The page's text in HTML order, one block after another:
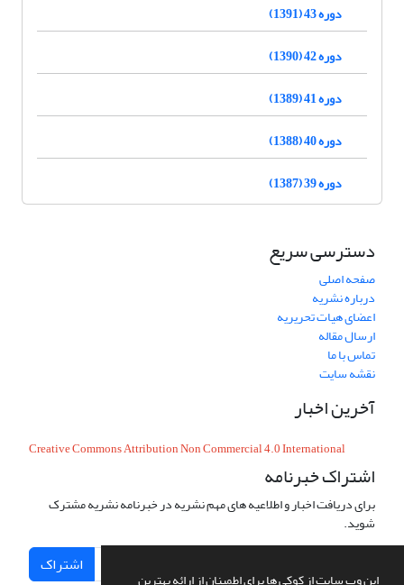
این وب سایت از کوکی ها برای اطمینان از ارائه بهترین
دوره 43 (1391)
دوره 42 (1390)
دوره 41 (1389)
دوره 40 (1388)
دوره 39 (1387)
دسترسی سریع
صفحه اصلی
درباره نشریه
اعضای هیات تحریریه
ارسال مقاله
تماس با ما
نقشه سایت
آخرین اخبار
Creative Commons Attribution Non Commercial 4.0 International
اشتراک خبرنامه
برای دریافت اخبار و اطلاعیه های مهم نشریه در خبرنامه نشریه مشترک
شوید.
اشتراک